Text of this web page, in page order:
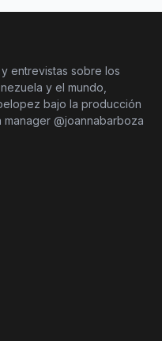
entrevistas sobre los
y el mundo,
bajo la producción
@joannabarboza